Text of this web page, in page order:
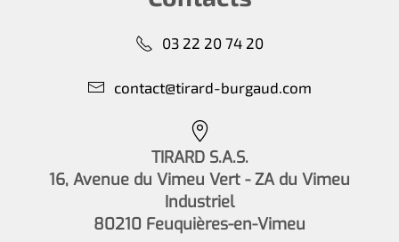
03 22 20 74 20
contact@tirard-burgaud.com
TIRARD S.A.S.
16, Avenue du Vimeu Vert - ZA du Vimeu
Industriel
80210 Feuquières-en-Vimeu